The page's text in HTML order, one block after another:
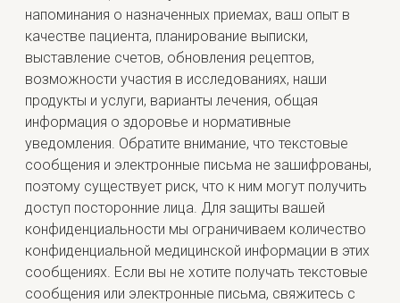
напоминания о назначенных приемах, ваш опыт в
качестве пациента, планирование выписки,
выставление счетов, обновления рецептов,
возможности участия в исследованиях, наши
продукты и услуги, варианты лечения, общая
информация о здоровье и нормативные
уведомления. Обратите внимание, что текстовые
сообщения и электронные письма не зашифрованы,
поэтому существует риск, что к ним могут получить
доступ посторонние лица. Для защиты вашей
конфиденциальности мы ограничиваем количество
конфиденциальной медицинской информации в этих
сообщениях. Если вы не хотите получать текстовые
сообщения или электронные письма, свяжитесь с